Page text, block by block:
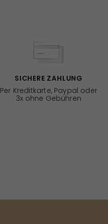
SICHERE ZAHLUNG
Per Kreditkarte, Paypal oder
3x ohne Gebühren